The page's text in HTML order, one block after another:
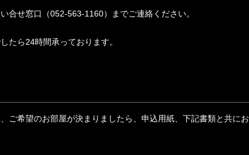
合せ窓口（052-563-1160）までご連絡ください。
たら24時間承っております。
ご希望のお部屋が決まりましたら、申込用紙、下記書類と共にお